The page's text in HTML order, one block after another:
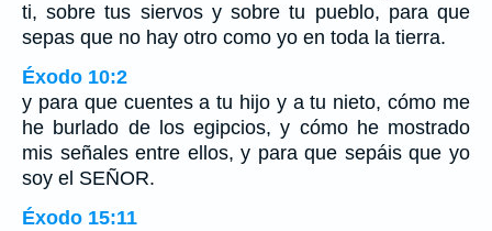
ti, sobre tus siervos y sobre tu pueblo, para que
sepas que no hay otro como yo en toda la tierra.
Éxodo 10:2
y para que cuentes a tu hijo y a tu nieto, cómo me
he burlado de los egipcios, y cómo he mostrado
mis señales entre ellos, y para que sepáis que yo
soy el SEÑOR.
Éxodo 15:11